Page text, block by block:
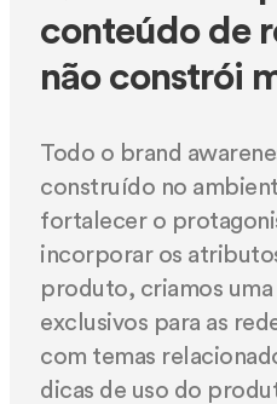
conteúdo de
não constrói
Todo o brand
construído no
fortalecer o
incorporar os
produto, criamos
exclusivos para as
com temas
dicas de uso do